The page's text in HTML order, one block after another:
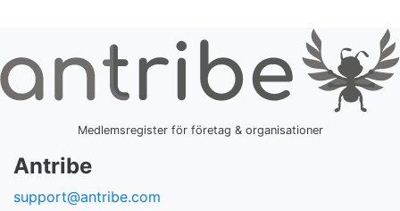
Medlemsregister för företag & organisationer
Antribe
support@antribe.com